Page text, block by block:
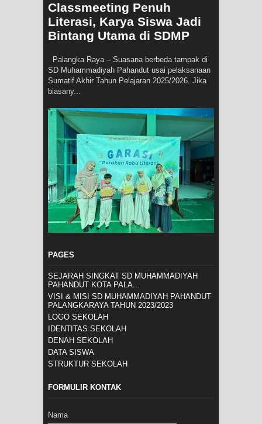
Classmeeting Penuh
Literasi, Karya Siswa Jadi
Bintang Utama di SDMP
Palangka Raya – Suasana berbeda tampak di
SD Muhammadiyah Pahandut usai pelaksanaan
Sumatif Akhir Tahun Pelajaran 2025/2026. Jika
biasany...
PAGES
SEJARAH SINGKAT SD MUHAMMADIYAH
PAHANDUT KOTA PALA...
VISI & MISI SD MUHAMMADIYAH PAHANDUT
PALANGKARAYA TAHUN 2023/2023
LOGO SEKOLAH
IDENTITAS SEKOLAH
DENAH SEKOLAH
DATA SISWA
STRUKTUR SEKOLAH
FORMULIR KONTAK
Nama